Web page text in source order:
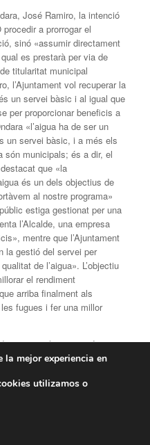
José Ramiro, la intenció
a prorrogar el
sinó «assumir directament
es prestarà per via de
titularitat municipal
l’Ajuntament vol recuperar la
un servei bàsic i al igual que
per proporcionar beneficis a
«l’aigua ha de ser un
un servei bàsic, i a més els
són municipals; és a dir, el
que «la
és un dels objectius de
al nostre programa»
estiga gestionat per una
l’Alcalde, una empresa
mentre que l’Ajuntament
la gestió del servei per
de l’aigua». L’objectiu
el rendiment
arriba finalment als
fugues i fer una millor
la prestació i
per via de comanda de
SINMA, el Conseller
reafirmat que «SINMA és
serveis municipals
seues característiques, des
i personal amb la gestió
mejor experiencia en
utilizamos o